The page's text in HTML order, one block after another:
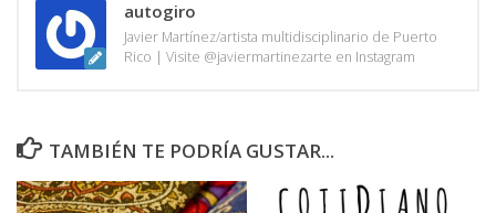
autogiro
Javier Martínez/artista multidisciplinario de Puerto
Rico | Visite @javiermartinezarte en Instagram
TAMBIÉN TE PODRÍA GUSTAR...